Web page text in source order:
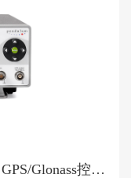
pendulum GPS-12R/12RG 便携式 GPS/Glonass控制的铷原子频率标准